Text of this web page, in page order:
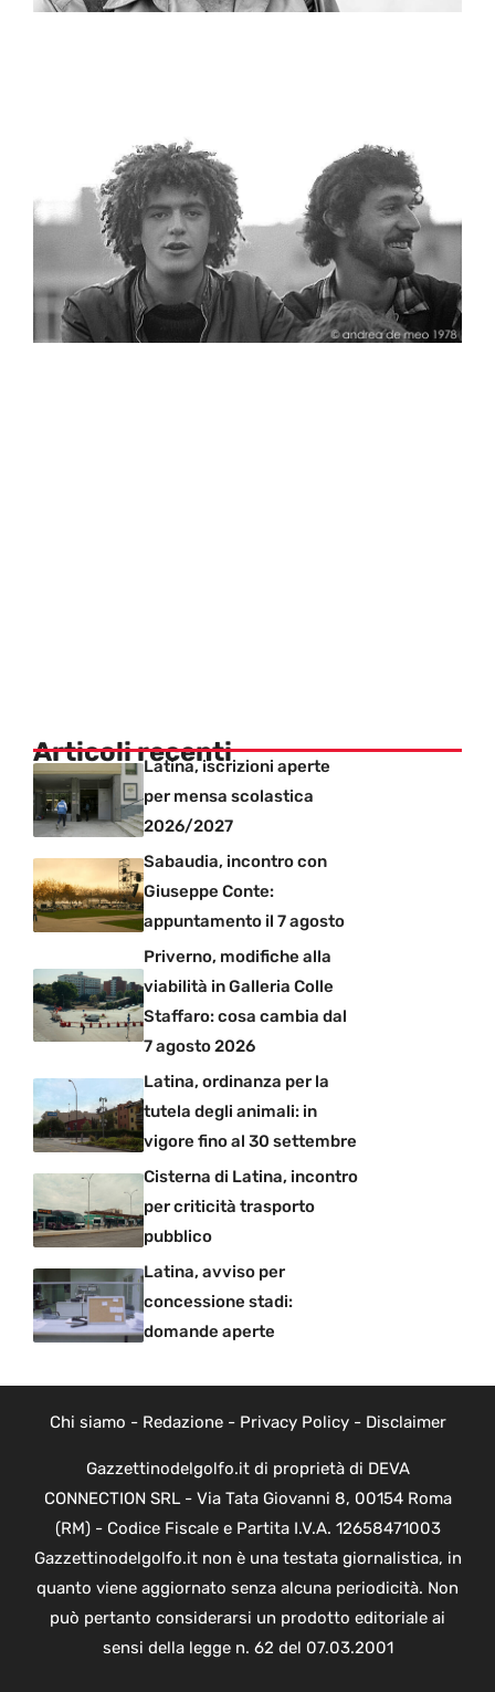
Articoli recentiLatina, iscrizioni aperte
per mensa scolastica
2026/2027
Sabaudia, incontro con
Giuseppe Conte:
appuntamento il 7 agosto
Priverno, modifiche alla
viabilità in Galleria Colle
Staffaro: cosa cambia dal
7 agosto 2026
Latina, ordinanza per la
tutela degli animali: in
vigore fino al 30 settembre
Cisterna di Latina, incontro
per criticità trasporto
pubblico
Latina, avviso per
concessione stadi:
domande aperte
Chi siamo - Redazione- Privacy Policy- Disclaimer
Gazzettinodelgolfo.it di proprietà di DEVA
CONNECTION SRL - Via Tata Giovanni 8, 00154 Roma
(RM) - Codice Fiscale e Partita I.V.A. 12658471003
Gazzettinodelgolfo.it non è una testata giornalistica, in
quanto viene aggiornato senza alcuna periodicità. Non
può pertanto considerarsi un prodotto editoriale ai
sensi della legge n. 62 del 07.03.2001